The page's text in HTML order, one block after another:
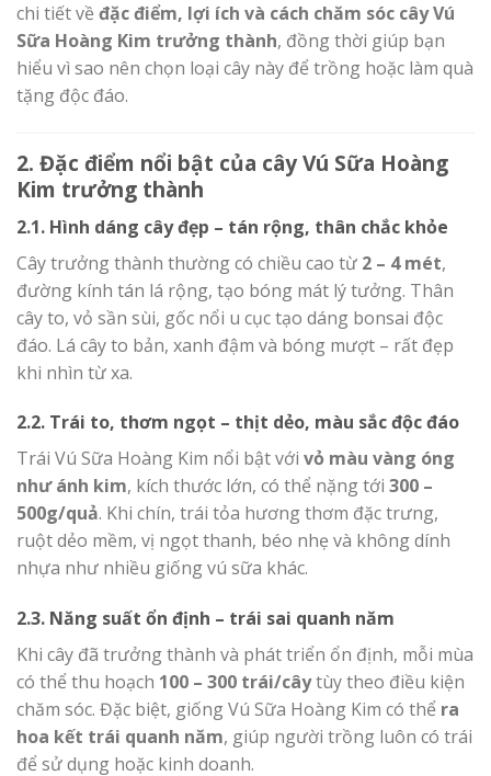
chi tiết về đặc điểm, lợi ích và cách chăm sóc cây Vú
Sữa Hoàng Kim trưởng thành, đồng thời giúp bạn
hiểu vì sao nên chọn loại cây này để trồng hoặc làm quà
tặng độc đáo.
2. Đặc điểm nổi bật của cây Vú Sữa Hoàng
Kim trưởng thành
2.1. Hình dáng cây đẹp – tán rộng, thân chắc khỏe
Cây trưởng thành thường có chiều cao từ 2 – 4 mét,
đường kính tán lá rộng, tạo bóng mát lý tưởng. Thân
cây to, vỏ sần sùi, gốc nổi u cục tạo dáng bonsai độc
đáo. Lá cây to bản, xanh đậm và bóng mượt – rất đẹp
khi nhìn từ xa.
2.2. Trái to, thơm ngọt – thịt dẻo, màu sắc độc đáo
Trái Vú Sữa Hoàng Kim nổi bật với vỏ màu vàng óng
như ánh kim, kích thước lớn, có thể nặng tới 300 –
500g/quả. Khi chín, trái tỏa hương thơm đặc trưng,
ruột dẻo mềm, vị ngọt thanh, béo nhẹ và không dính
nhựa như nhiều giống vú sữa khác.
2.3. Năng suất ổn định – trái sai quanh năm
Khi cây đã trưởng thành và phát triển ổn định, mỗi mùa
có thể thu hoạch 100 – 300 trái/câytùy theo điều kiện
chăm sóc. Đặc biệt, giống Vú Sữa Hoàng Kim có thể ra
hoa kết trái quanh năm, giúp người trồng luôn có trái
để sử dụng hoặc kinh doanh.